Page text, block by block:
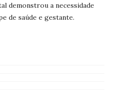
demonstrou a necessidade
de saúde e gestante.